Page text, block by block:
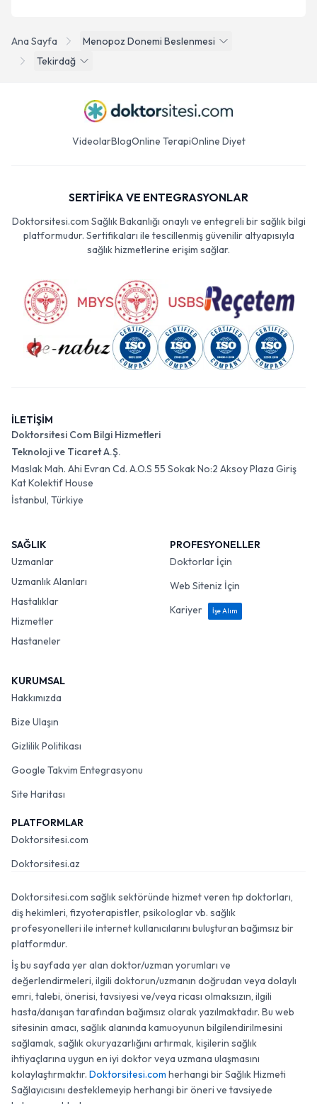
Ana Sayfa
Menopoz Donemi Beslenmesi
Tekirdağ
VideolarBlogOnline TerapiOnline Diyet
SERTİFİKA VE ENTEGRASYONLAR
Doktorsitesi.com Sağlık Bakanlığı onaylı ve entegreli bir sağlık bilgi
platformudur. Sertifikaları ile tescillenmiş güvenilir altyapısıyla
sağlık hizmetlerine erişim sağlar.
İLETİŞİM
Doktorsitesi Com Bilgi Hizmetleri
Teknoloji ve Ticaret A.Ş.
Maslak Mah. Ahi Evran Cd. A.O.S 55 Sokak No:2 Aksoy Plaza Giriş
Kat Kolektif House
İstanbul, Türkiye
SAĞLIK
Uzmanlar
Uzmanlık Alanları
Hastalıklar
Hizmetler
Hastaneler
PROFESYONELLER
Doktorlar İçin
Web Siteniz İçin
Kariyer
İşe Alım
KURUMSAL
Hakkımızda
Bize Ulaşın
Gizlilik Politikası
Google Takvim Entegrasyonu
Site Haritası
PLATFORMLAR
Doktorsitesi.com
Doktorsitesi.az
Doktorsitesi.com sağlık sektöründe hizmet veren tıp doktorları,
diş hekimleri, fizyoterapistler, psikologlar vb. sağlık
profesyonelleri ile internet kullanıcılarını buluşturan bağımsız bir
platformdur.
İş bu sayfada yer alan doktor/uzman yorumları ve
değerlendirmeleri, ilgili doktorun/uzmanın doğrudan veya dolaylı
emri, talebi, önerisi, tavsiyesi ve/veya ricası olmaksızın, ilgili
hasta/danışan tarafından bağımsız olarak yazılmaktadır. Bu web
sitesinin amacı, sağlık alanında kamuoyunun bilgilendirilmesini
sağlamak, sağlık okuryazarlığını artırmak, kişilerin sağlık
ihtiyaçlarına uygun en iyi doktor veya uzmana ulaşmasını
kolaylaştırmaktır. Doktorsitesi.com herhangi bir Sağlık Hizmeti
Sağlayıcısını desteklemeyip herhangi bir öneri ve tavsiyede